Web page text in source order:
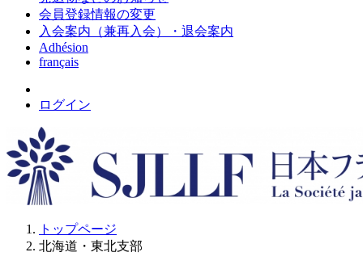
会員登録情報の変更
入会案内（兼再入会）・退会案内
Adhésion
français
ログイン
トップページ
北海道・東北支部